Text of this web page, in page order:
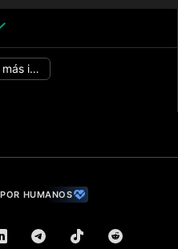
Obtenga más información
HUMANOS